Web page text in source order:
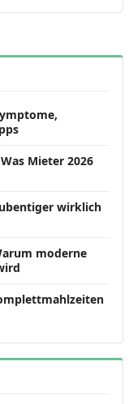
Mieter 2026
wirklich
moderne